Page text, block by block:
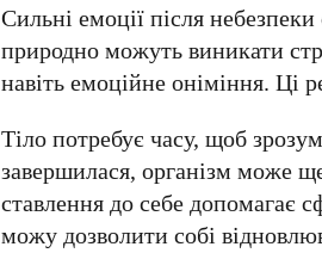
Сильні емоції після
природно можуть виникати
навіть емоційне оніміння. Ці
Тіло потребує часу, щоб
завершилася, організм може
ставлення до себе допомагає
можу дозволити собі